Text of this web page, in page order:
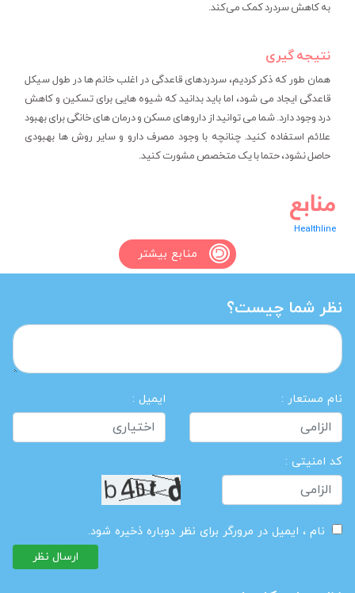
به کاهش سردرد کمک می‌کند.
نتیجه گیری
همان طور که ذکر کردیم، سردردهای قاعدگی در اغلب خانم ها در طول سیکل
قاعدگی ایجاد می شود، اما باید بدانید که شیوه هایی برای تسکین و کاهش
درد وجود دارد. شما می توانید از داروهای مسکن و درمان های خانگی برای بهبود
علائم استفاده کنید. چنانچه با وجود مصرف دارو و سایر روش ها بهبودی
حاصل نشود، حتما با یک متخصص مشورت کنید.
منابع
Healthline
منابع بیشتر
نظر شما چیست؟
نام مستعار : ایمیل :
کد امنیتی :
نام ، ایمیل در مرورگر برای نظر دوباره ذخیره شود.
ارسال نظر